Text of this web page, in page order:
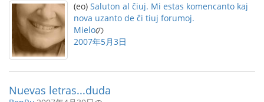
(eo) Saluton al ĉiuj. Mi estas komencanto kaj
nova uzanto de ĉi tiuj forumoj.
Mieloの
2007年5月3日
Nuevas letras...duda